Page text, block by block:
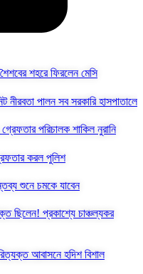
শহরে ফিরলেন মেসি
নীরবতা পালন সব সরকারি হাসপাতালে
পরিচালক শাকিল নুরানি
করল পুলিশ
শুনে চমকে যাবেন
ছিলেন! প্রকাশ্যে চাঞ্চল্যকর
আবাসনে হদিশ বিশাল